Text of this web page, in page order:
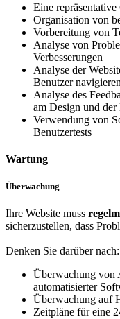
Eine
Organisation von
Vorbereitung von
Analyse von
Verbesserungen
Analyse der
Benutzer navigieren
Analyse des
am Design und
Verwendung von
Benutzertests
Wartung
Überwachung
Ihre Website muss
sicherzustellen, dass
Denken Sie darüber nach:
Überwachung von
automatisierter
Überwachung auf
Zeitpläne für eine